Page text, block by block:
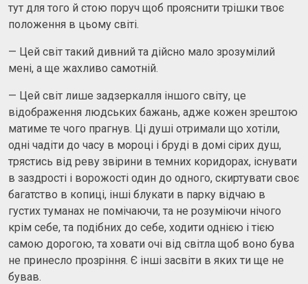
тут для того й стою поруч щоб прояснити трішки твоє
положення в цьому світі.
— Цей світ такий дивний та дійсно мало зрозумілий
мені, а ще жахливо самотній.
— Цей світ лише задзеркалля іншого світу, це
відображення людських бажань, адже кожен зрештою
матиме те чого прагнув. Ці душі отримали що хотіли,
одні чадіти до часу в мороці і бруді в домі сірих душ,
трястись від реву звірини в темних коридорах, існувати
в заздрості і ворожості один до одного, скиртувати своє
багатство в копиці, інші блукати в парку відчаю в
густих туманах не помічаючи, та не розуміючи нічого
крім себе, та подібних до себе, ходити однією і тією
самою дорогою, та ховати очі від світла щоб воно бува
не принесло прозріння. Є інші засвіти в яких ти ще не
бував.